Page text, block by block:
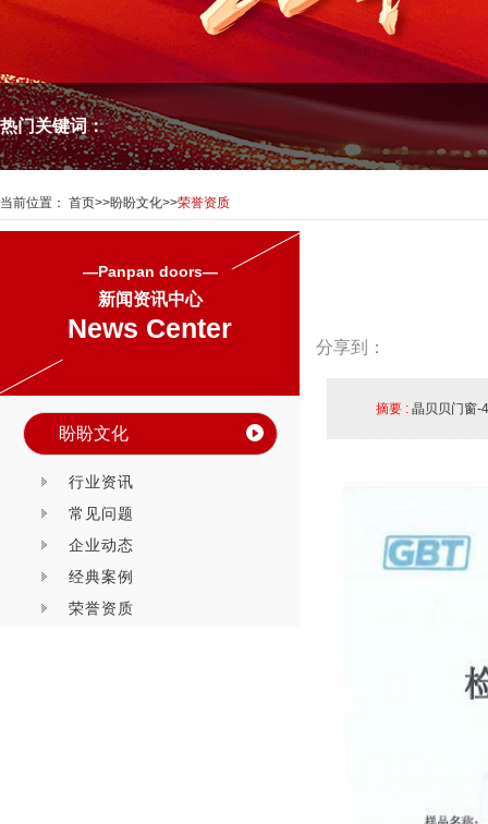
热门关键词：
当前位置： 首页>>盼盼文化>>荣誉资质
—Panpan doors—
新闻资讯中心
News Center
盼盼文化
行业资讯
常见问题
企业动态
经典案例
荣誉资质
分享到：
摘要 : 晶贝贝门窗-